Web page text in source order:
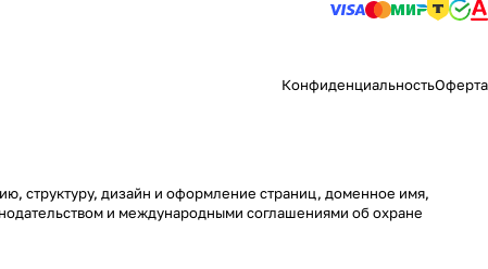
КонфиденциальностьОферта
структуру, дизайн и оформление страниц, доменное имя,
и международными соглашениями об охране